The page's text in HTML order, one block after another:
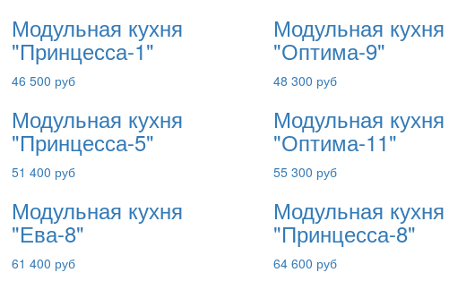
Модульная кухня
"Принцесса-1"
46 500 руб
Модульная кухня
"Оптима-9"
48 300 руб
Модульная кухня
"Принцесса-5"
51 400 руб
Модульная кухня
"Оптима-11"
55 300 руб
Модульная кухня
"Ева-8"
61 400 руб
Модульная кухня
"Принцесса-8"
64 600 руб